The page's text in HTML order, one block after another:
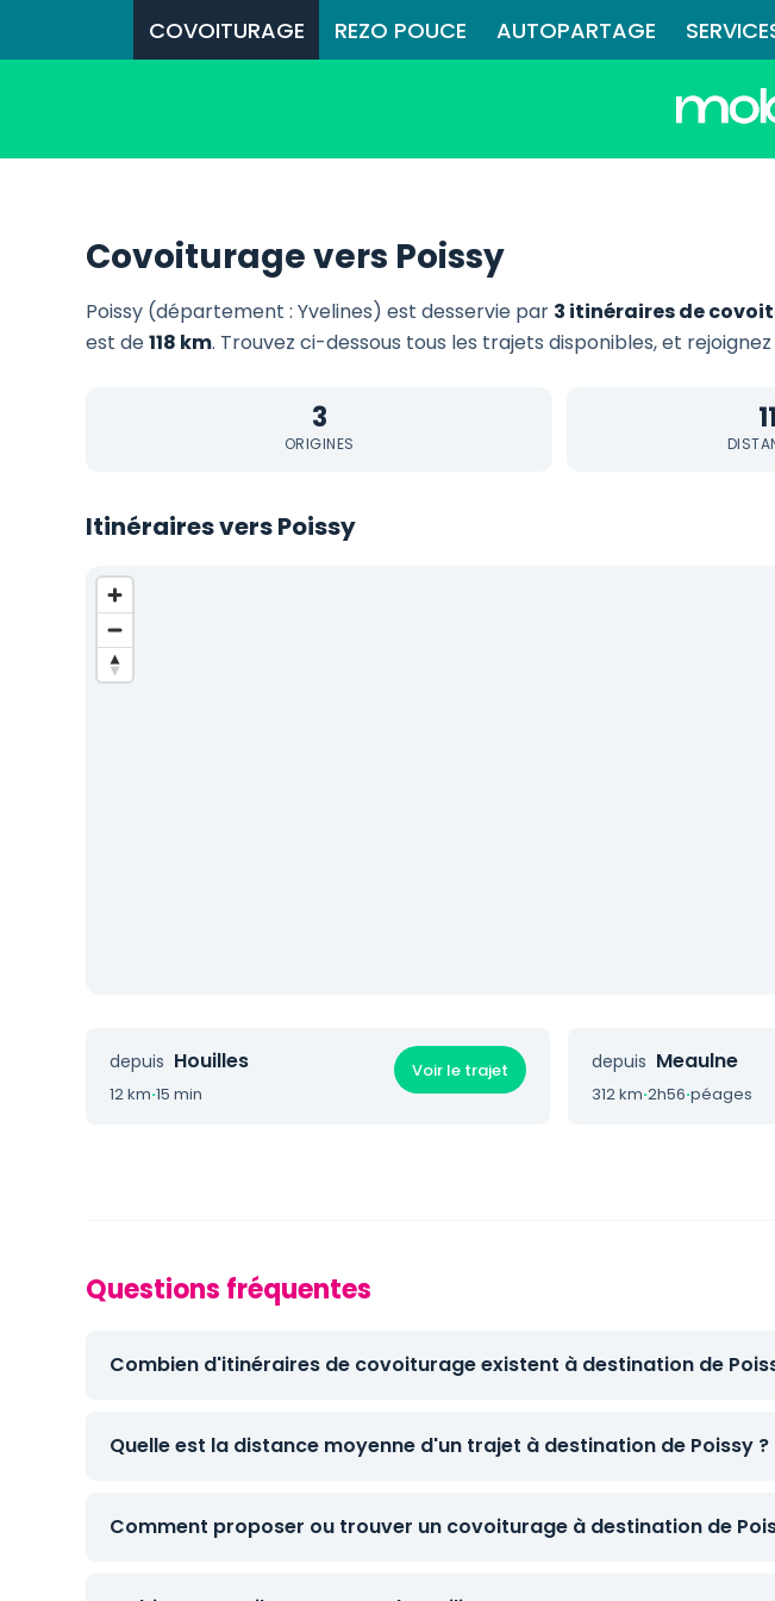
COVOITURAGE REZO POUCE AUTOPARTAGE
Covoiturage vers Poissy
Poissy (département : Yvelines) est desservie par 3 itinéraires de
est de118 km. Trouvez ci-dessous tous les trajets disponibles, et
3
ORIGINES
Itinéraires vers Poissy
depuis Houilles
12 km·15 min
Voir le trajet depuis Meaulne
312 km·2h56·péages
Questions fréquentes
Combien d'itinéraires de covoiturage existent à destination de
Quelle est la distance moyenne d'un trajet à destination de Poissy ?
Comment proposer ou trouver un covoiturage à destination de